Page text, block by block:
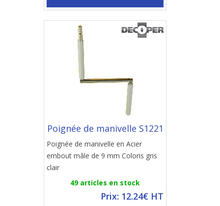
Poignée de manivelle S1221
Poignée de manivelle en Acier
embout mâle de 9 mm Coloris gris
clair
49 articles en stock
Prix: 12.24€ HT